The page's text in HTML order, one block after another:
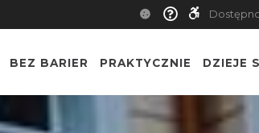
BEZ BARIER PRAKTYCZNIE DZIEJE